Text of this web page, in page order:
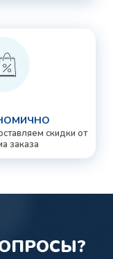
скидки от
заказа